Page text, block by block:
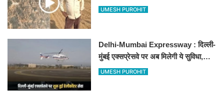
500-500 रुपए के नोट, वीडियो वायरल
UMESH PUROHIT
Delhi-Mumbai Expressway : दिल्ली-
मुंबई एक्सप्रेसवे पर अब मिलेगी ये सुविधा,
हेलीकॉप्टर सर्विस से तुरंत घायल पहुंचेगा
UMESH PUROHIT